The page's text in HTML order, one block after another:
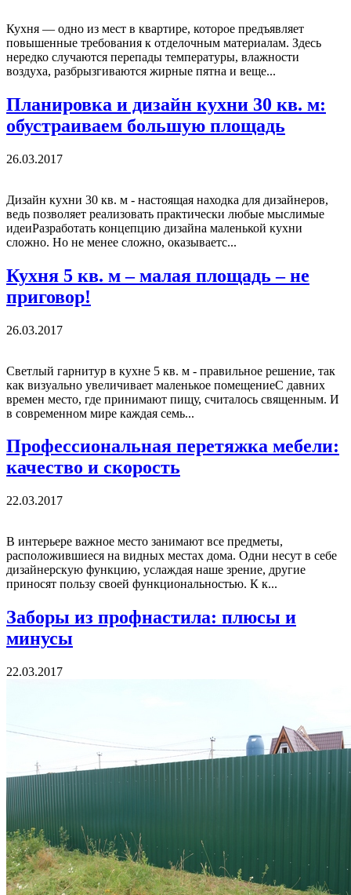
Кухня — одно из мест в квартире, которое предъявляет
повышенные требования к отделочным материалам. Здесь
нередко случаются перепады температуры, влажности
воздуха, разбрызгиваются жирные пятна и веще...
Планировка и дизайн кухни 30 кв. м:
обустраиваем большую площадь
26.03.2017
Дизайн кухни 30 кв. м - настоящая находка для дизайнеров,
ведь позволяет реализовать практически любые мыслимые
идеиРазработать концепцию дизайна маленькой кухни
сложно. Но не менее сложно, оказываетс...
Кухня 5 кв. м – малая площадь – не
приговор!
26.03.2017
Светлый гарнитур в кухне 5 кв. м - правильное решение, так
как визуально увеличивает маленькое помещениеС давних
времен место, где принимают пищу, считалось священным. И
в современном мире каждая семь...
Профессиональная перетяжка мебели:
качество и скорость
22.03.2017
В интерьере важное место занимают все предметы,
расположившиеся на видных местах дома. Одни несут в себе
дизайнерскую функцию, услаждая наше зрение, другие
приносят пользу своей функциональностью. К к...
Заборы из профнастила: плюсы и
минусы
22.03.2017